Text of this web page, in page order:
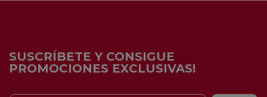
SUSCRÍBETE Y CONSIGUE
PROMOCIONES EXCLUSIVAS!